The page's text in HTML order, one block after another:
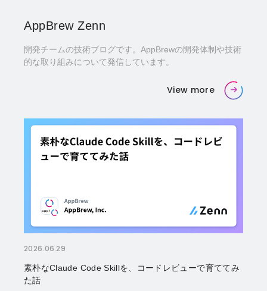
AppBrew Zenn
開発チームの技術ブログです。AppBrewの開発体制や技術
的な取り組みについて発信しています。
View more
2026.06.29
素朴なClaude Code Skillを、コードレビューで育ててみ
た話